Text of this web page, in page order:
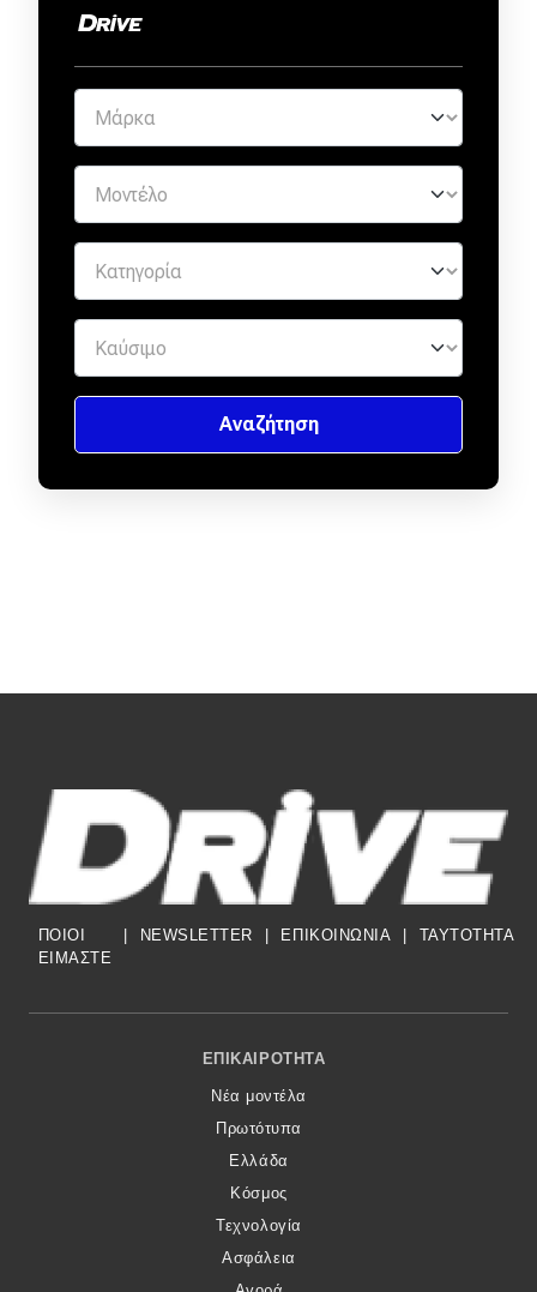
ΠΟΙΟΙ
ΕΙΜΑΣΤΕ
| NEWSLETTER | ΕΠΙΚΟΙΝΩΝΙΑ | TAYTOTHTA
Footer Menu
ΕΠΙΚΑΙΡΌΤΗΤΑ
Νέα μοντέλα
Πρωτότυπα
Ελλάδα
Κόσμος
Τεχνολογία
Ασφάλεια